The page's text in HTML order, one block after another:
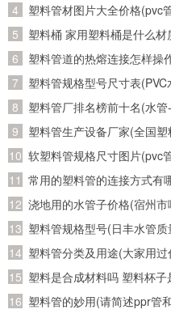
强管批发 诚信为本)
塑料管材图片大全价格(pvc
发展趋势)
塑料桶 家用塑料桶是什么材
是什么材质的
塑料管道的热熔连接怎样操
用热熔重新连接后还会不会
塑料管规格型号尺寸表
哪些规格的？)
塑料管厂排名榜前十名(水
十大品牌榜中榜，2011年管
塑料管生产设备厂家(全国
家有哪些知名的)
软塑料管规格尺寸图片(pvc
几种？主要是直径是多少？)
常用的塑料管的连接方式有
用塑料管材的接口方式以及
浇地用的水管子价格(宿州
使用灌溉土地的水管，质量
钱一米？请知道的朋友能告
急、、、)
塑料管规格型号(日丰水管
水管哪个颜色日丰水管多少
塑料管分类及用途(大家用过
PE的？PVC的？PPR的？)
塑料是合成材料吗 塑料杯
制成的么
塑料管的妙用(请简述ppr管